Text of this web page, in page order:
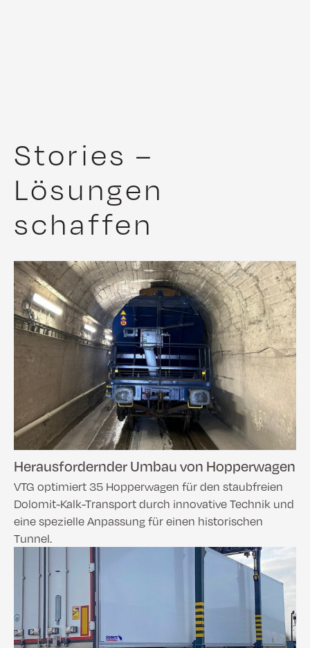
Stories –
Lösungen
schaffen
Herausfordernder Umbau von Hopperwagen
VTG optimiert 35 Hopperwagen für den staubfreien
Dolomit-Kalk-Transport durch innovative Technik und
eine spezielle Anpassung für einen historischen
Tunnel.